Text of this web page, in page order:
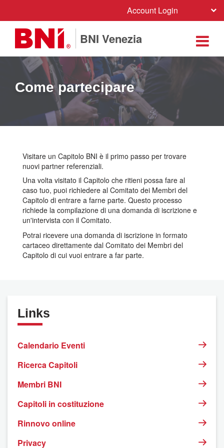
Account Login
BNI Venezia
Come partecipare
Visitare un Capitolo BNI è il primo passo per trovare
nuovi partner referenziali.
Una volta visitato il Capitolo che ritieni possa fare al
caso tuo, puoi richiedere al Comitato dei Membri del
Capitolo di entrare a farne parte. Questo processo
richiede la compilazione di una domanda di iscrizione e
un'intervista con il Comitato.
Potrai ricevere una domanda di iscrizione in formato
cartaceo direttamente dal Comitato dei Membri del
Capitolo di cui vuoi entrare a far parte.
Links
Calendario Eventi
Ricerca Capitoli
Membri BNI
Capitoli in costituzione
Rinnovo online
Privacy